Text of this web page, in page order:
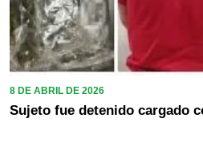
8 DE ABRIL DE 2026
Sujeto fue detenido cargado